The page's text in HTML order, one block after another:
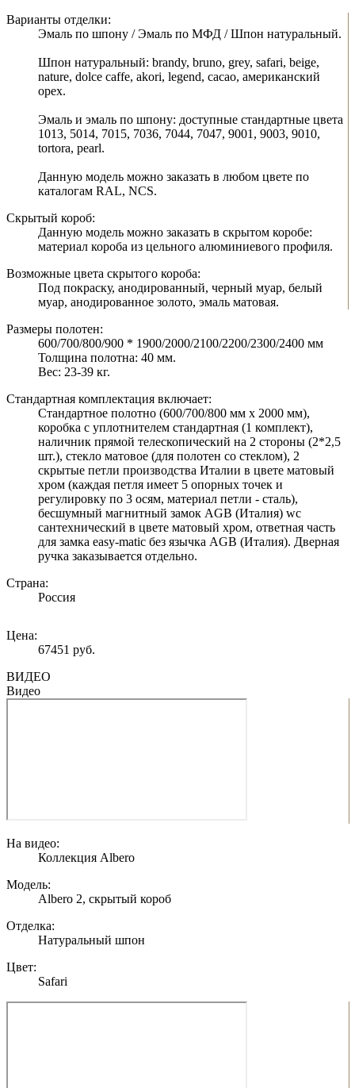
Варианты отделки:
Эмаль по шпону / Эмаль по МФД / Шпон натуральный.
Шпон натуральный: brandy, bruno, grey, safari, beige,
nature, dolce caffe, akori, legend, cacao, американский
орех.
Эмаль и эмаль по шпону: доступные стандартные цвета
1013, 5014, 7015, 7036, 7044, 7047, 9001, 9003, 9010,
tortora, pearl.
Данную модель можно заказать в любом цвете по
каталогам RAL, NCS.
Скрытый короб:
Данную модель можно заказать в скрытом коробе:
материал короба из цельного алюминиевого профиля.
Возможные цвета скрытого короба:
Под покраску, анодированный, черный муар, белый
муар, анодированное золото, эмаль матовая.
Размеры полотен:
600/700/800/900 * 1900/2000/2100/2200/2300/2400 мм
Толщина полотна: 40 мм.
Вес: 23-39 кг.
Стандартная комплектация включает:
Стандартное полотно (600/700/800 мм х 2000 мм),
коробка с уплотнителем стандартная (1 комплект),
наличник прямой телескопический на 2 стороны (2*2,5
шт.), стекло матовое (для полотен со стеклом), 2
скрытые петли производства Италии в цвете матовый
хром (каждая петля имеет 5 опорных точек и
регулировку по 3 осям, материал петли - сталь),
бесшумный магнитный замок AGB (Италия) wc
сантехнический в цвете матовый хром, ответная часть
для замка easy-matic без язычка AGB (Италия). Дверная
ручка заказывается отдельно.
Страна:
Россия
Цена:
67451 руб.
ВИДЕО
Видео
На видео:
Коллекция Albero
Модель:
Albero 2, скрытый короб
Отделка:
Натуральный шпон
Цвет:
Safari